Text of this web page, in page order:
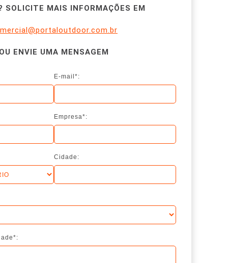
SOLICITE MAIS INFORMAÇÕES EM
ENVIE UMA MENSAGEM
E-mail*:
Empresa*:
Cidade: